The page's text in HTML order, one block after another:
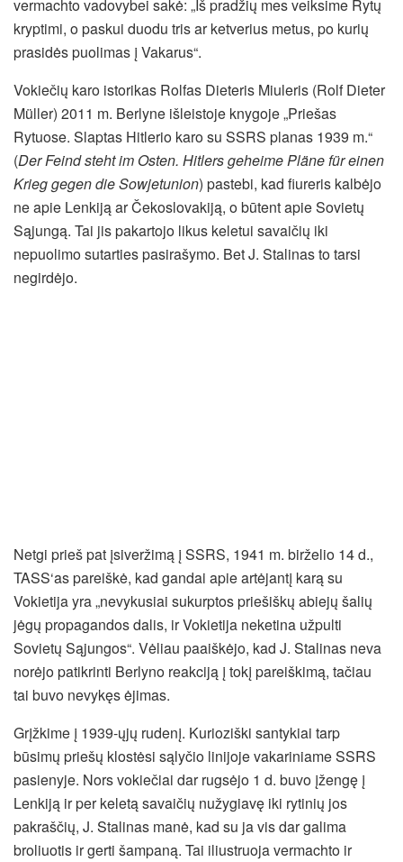
vermachto vadovybei sakė: „Iš pradžių mes veiksime Rytų
kryptimi, o paskui duodu tris ar ketverius metus, po kurių
prasidės puolimas į Vakarus“.
Vokiečių karo istorikas Rolfas Dieteris Miuleris (Rolf Dieter
Müller) 2011 m. Berlyne išleistoje knygoje „Priešas
Rytuose. Slaptas Hitlerio karo su SSRS planas 1939 m.“
(Der Feind steht im Osten. Hitlers geheime Pläne für einen
Krieg gegen die Sowjetunion) pastebi, kad fiureris kalbėjo
ne apie Lenkiją ar Čekoslovakiją, o būtent apie Sovietų
Sąjungą. Tai jis pakartojo likus keletui savaičių iki
nepuolimo sutarties pasirašymo. Bet J. Stalinas to tarsi
negirdėjo.
Netgi prieš pat įsiveržimą į SSRS, 1941 m. birželio 14 d.,
TASS‘as pareiškė, kad gandai apie artėjantį karą su
Vokietija yra „nevykusiai sukurptos priešiškų abiejų šalių
jėgų propagandos dalis, ir Vokietija neketina užpulti
Sovietų Sąjungos“. Vėliau paaiškėjo, kad J. Stalinas neva
norėjo patikrinti Berlyno reakciją į tokį pareiškimą, tačiau
tai buvo nevykęs ėjimas.
Grįžkime į 1939-ųjų rudenį. Kurioziški santykiai tarp
būsimų priešų klostėsi sąlyčio linijoje vakariniame SSRS
pasienyje. Nors vokiečiai dar rugsėjo 1 d. buvo įžengę į
Lenkiją ir per keletą savaičių nužygiavę iki rytinių jos
pakraščių, J. Stalinas manė, kad su ja vis dar galima
broliuotis ir gerti šampaną. Tai iliustruoja vermachto ir